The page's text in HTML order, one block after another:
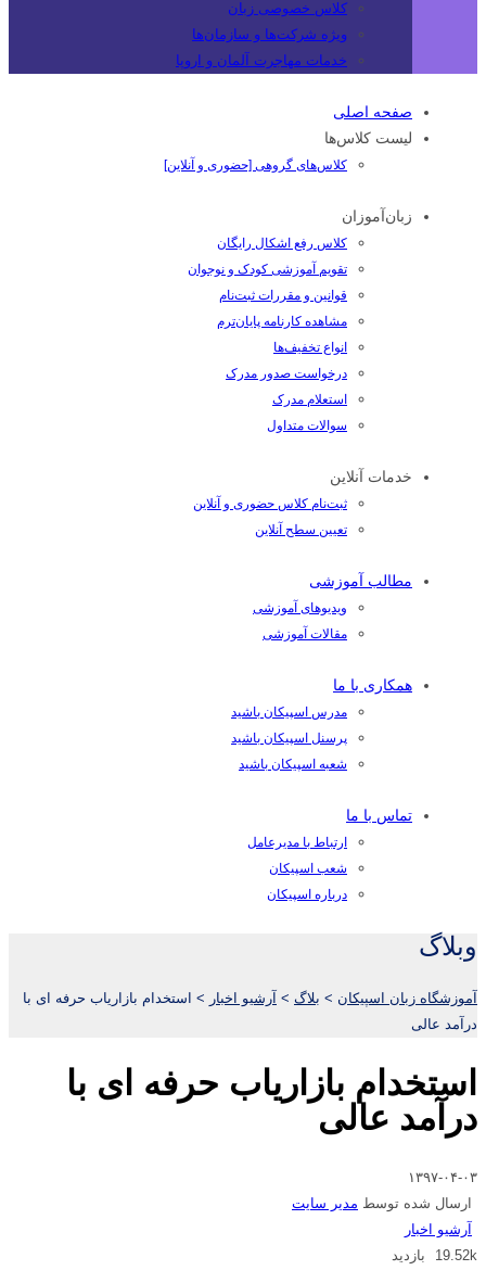
کلاس خصوصی زبان
ویژه شرکت‌ها و سازمان‌ها
خدمات مهاجرت آلمان و اروپا
صفحه اصلی
لیست کلاس‌ها
کلاس‌های گروهی [حضوری و آنلاین]
زبان‌آموزان
کلاس رفع اشکال رایگان
تقویم آموزشی کودک و نوجوان
قوانین و مقررات ثبت‌نام
مشاهده کارنامه پایان‌ترم
انواع تخفیف‌ها
درخواست صدور مدرک
استعلام مدرک
سوالات متداول
خدمات آنلاین
ثبت‌نام کلاس حضوری و آنلاین
تعیین سطح آنلاین
مطالب آموزشی
ویدیوهای آموزشی
مقالات آموزشی
همکاری با ما
مدرس اسپیکان باشید
پرسنل اسپیکان باشید
شعبه اسپیکان باشید
تماس با ما
ارتباط با مدیرعامل
شعب اسپیکان
درباره اسپیکان
وبلاگ
آموزشگاه زبان اسپیکان > بلاگ > آرشیو اخبار > استخدام بازاریاب حرفه ای با
درآمد عالی
استخدام بازاریاب حرفه ای با
درآمد عالی
۱۳۹۷-۰۴-۰۳
ارسال شده توسط مدیر سایت
آرشیو اخبار
19.52k بازدید